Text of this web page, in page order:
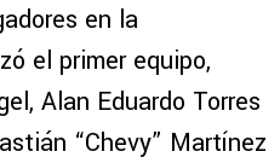
en la
el primer equipo,
Alan Eduardo Torres
“Chevy” Martínez